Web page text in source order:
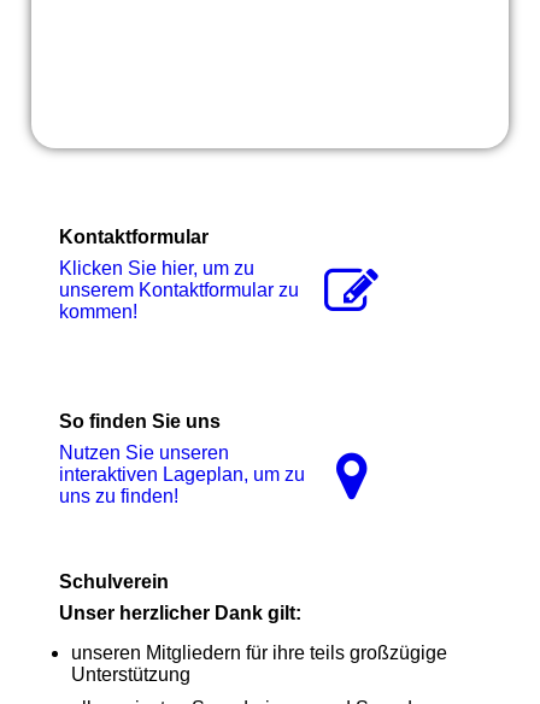
Kontaktformular
Klicken Sie hier, um zu
unserem Kon­takt­for­mu­lar zu
kommen!
So finden Sie uns
Nutzen Sie unseren
interaktiven La­ge­plan, um zu
uns zu finden!
Schulverein
Unser herzlicher Dank gilt:
unseren Mitgliedern für ihre teils großzügige
Unterstützung